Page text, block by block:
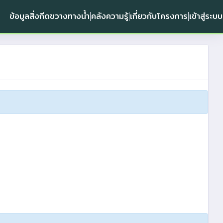
ข้อมูลสิ่งกีดขวางทางน้ำ คลังความรู้เกี่ยวกับโครงการ เข้าสู่ระบบ